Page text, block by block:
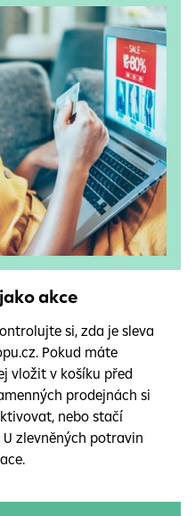
akce
si, zda je sleva
Pokud máte
vložit v košíku před
prodejnách si
nebo stačí
zlevněných potravin